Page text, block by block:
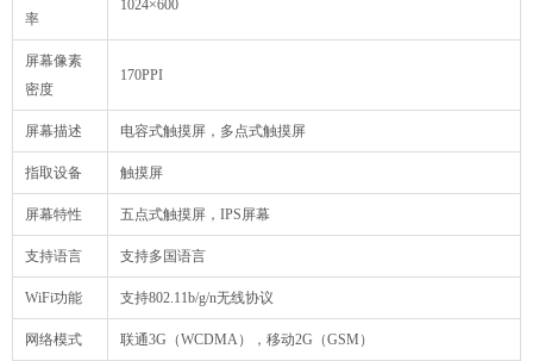
率
1024×600
屏幕像素
密度
170PPI
屏幕描述 电容式触摸屏，多点式触摸屏
指取设备 触摸屏
屏幕特性 五点式触摸屏，IPS屏幕
支持语言 支持多国语言
WiFi功能 支持802.11b/g/n无线协议
网络模式 联通3G（WCDMA），移动2G（GSM）